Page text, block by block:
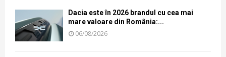
Dacia este în 2026 brandul cu cea mai
mare valoare din România:...
06/08/2026